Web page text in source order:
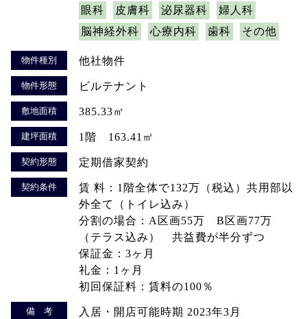
眼科
皮膚科 泌尿器科
婦人科
脳神経外科
心療内科 歯科 その他
物件種別 他社物件
物件形態 ビルテナント
敷地面積 385.33㎡
建坪面積 1階 163.41㎡
契約形態 定期借家契約
契約条件
賃 料：1階全体で132万（税込）共用部以
外全て（トイレ込み）
分割の場合：A区画55万 B区画77万
（テラス込み） 共益費が半分ずつ
保証金：3ヶ月
礼金：1ヶ月
初回保証料：賃料の100％
備 考 入居・開店可能時期 2023年3月